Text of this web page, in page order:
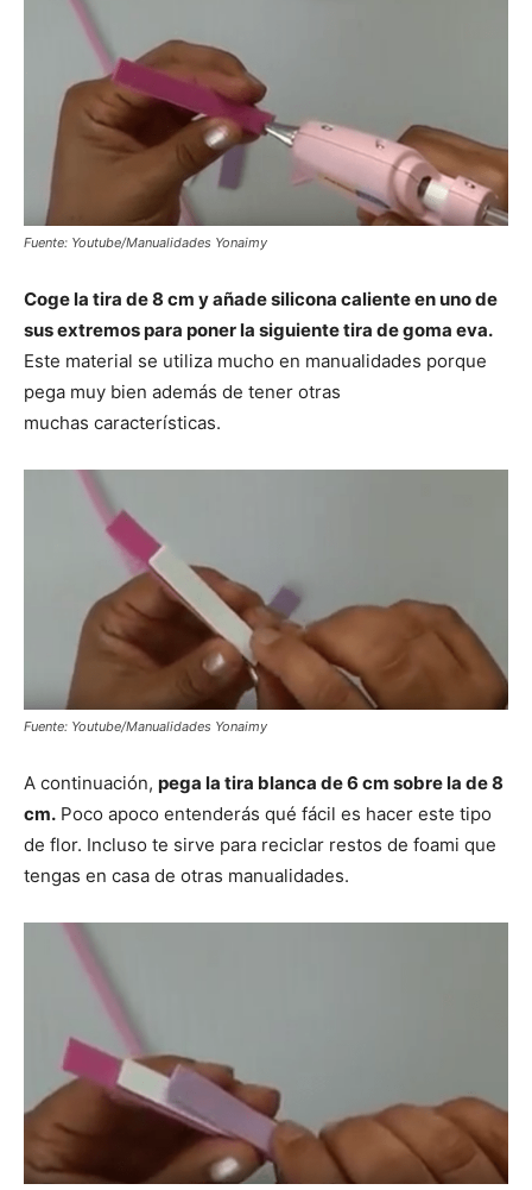
Fuente: Youtube/Manualidades Yonaimy
Coge la tira de 8 cm y añade silicona caliente en uno de
sus extremos para poner la siguiente tira de goma eva.
Este material se utiliza mucho en manualidades porque
pega muy bien además de tener otras
muchas características.
Fuente: Youtube/Manualidades Yonaimy
A continuación, pega la tira blanca de 6 cm sobre la de 8
cm. Poco apoco entenderás qué fácil es hacer este tipo
de flor. Incluso te sirve para reciclar restos de foami que
tengas en casa de otras manualidades.